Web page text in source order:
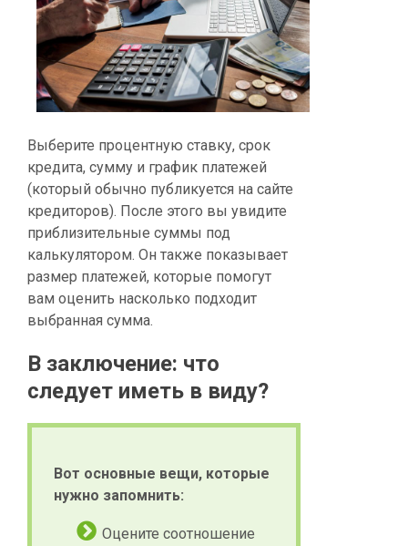
Выберите процентную ставку, срок
кредита, сумму и график платежей
(который обычно публикуется на сайте
кредиторов). После этого вы увидите
приблизительные суммы под
калькулятором. Он также показывает
размер платежей, которые помогут
вам оценить насколько подходит
выбранная сумма.
В заключение: что
следует иметь в виду?
Вот основные вещи, которые
нужно запомнить:
Оцените соотношение